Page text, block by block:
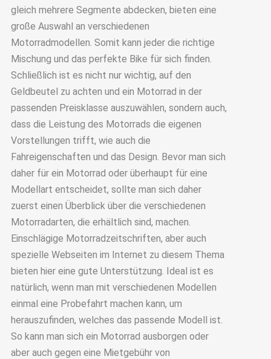
gleich mehrere Segmente abdecken, bieten eine
große Auswahl an verschiedenen
Motorradmodellen. Somit kann jeder die richtige
Mischung und das perfekte Bike für sich finden.
Schließlich ist es nicht nur wichtig, auf den
Geldbeutel zu achten und ein Motorrad in der
passenden Preisklasse auszuwählen, sondern auch,
dass die Leistung des Motorrads die eigenen
Vorstellungen trifft, wie auch die
Fahreigenschaften und das Design. Bevor man sich
daher für ein Motorrad oder überhaupt für eine
Modellart entscheidet, sollte man sich daher
zuerst einen Überblick über die verschiedenen
Motorradarten, die erhältlich sind, machen.
Einschlägige Motorradzeitschriften, aber auch
spezielle Webseiten im Internet zu diesem Thema
bieten hier eine gute Unterstützung. Ideal ist es
natürlich, wenn man mit verschiedenen Modellen
einmal eine Probefahrt machen kann, um
herauszufinden, welches das passende Modell ist.
So kann man sich ein Motorrad ausborgen oder
aber auch gegen eine Mietgebühr von